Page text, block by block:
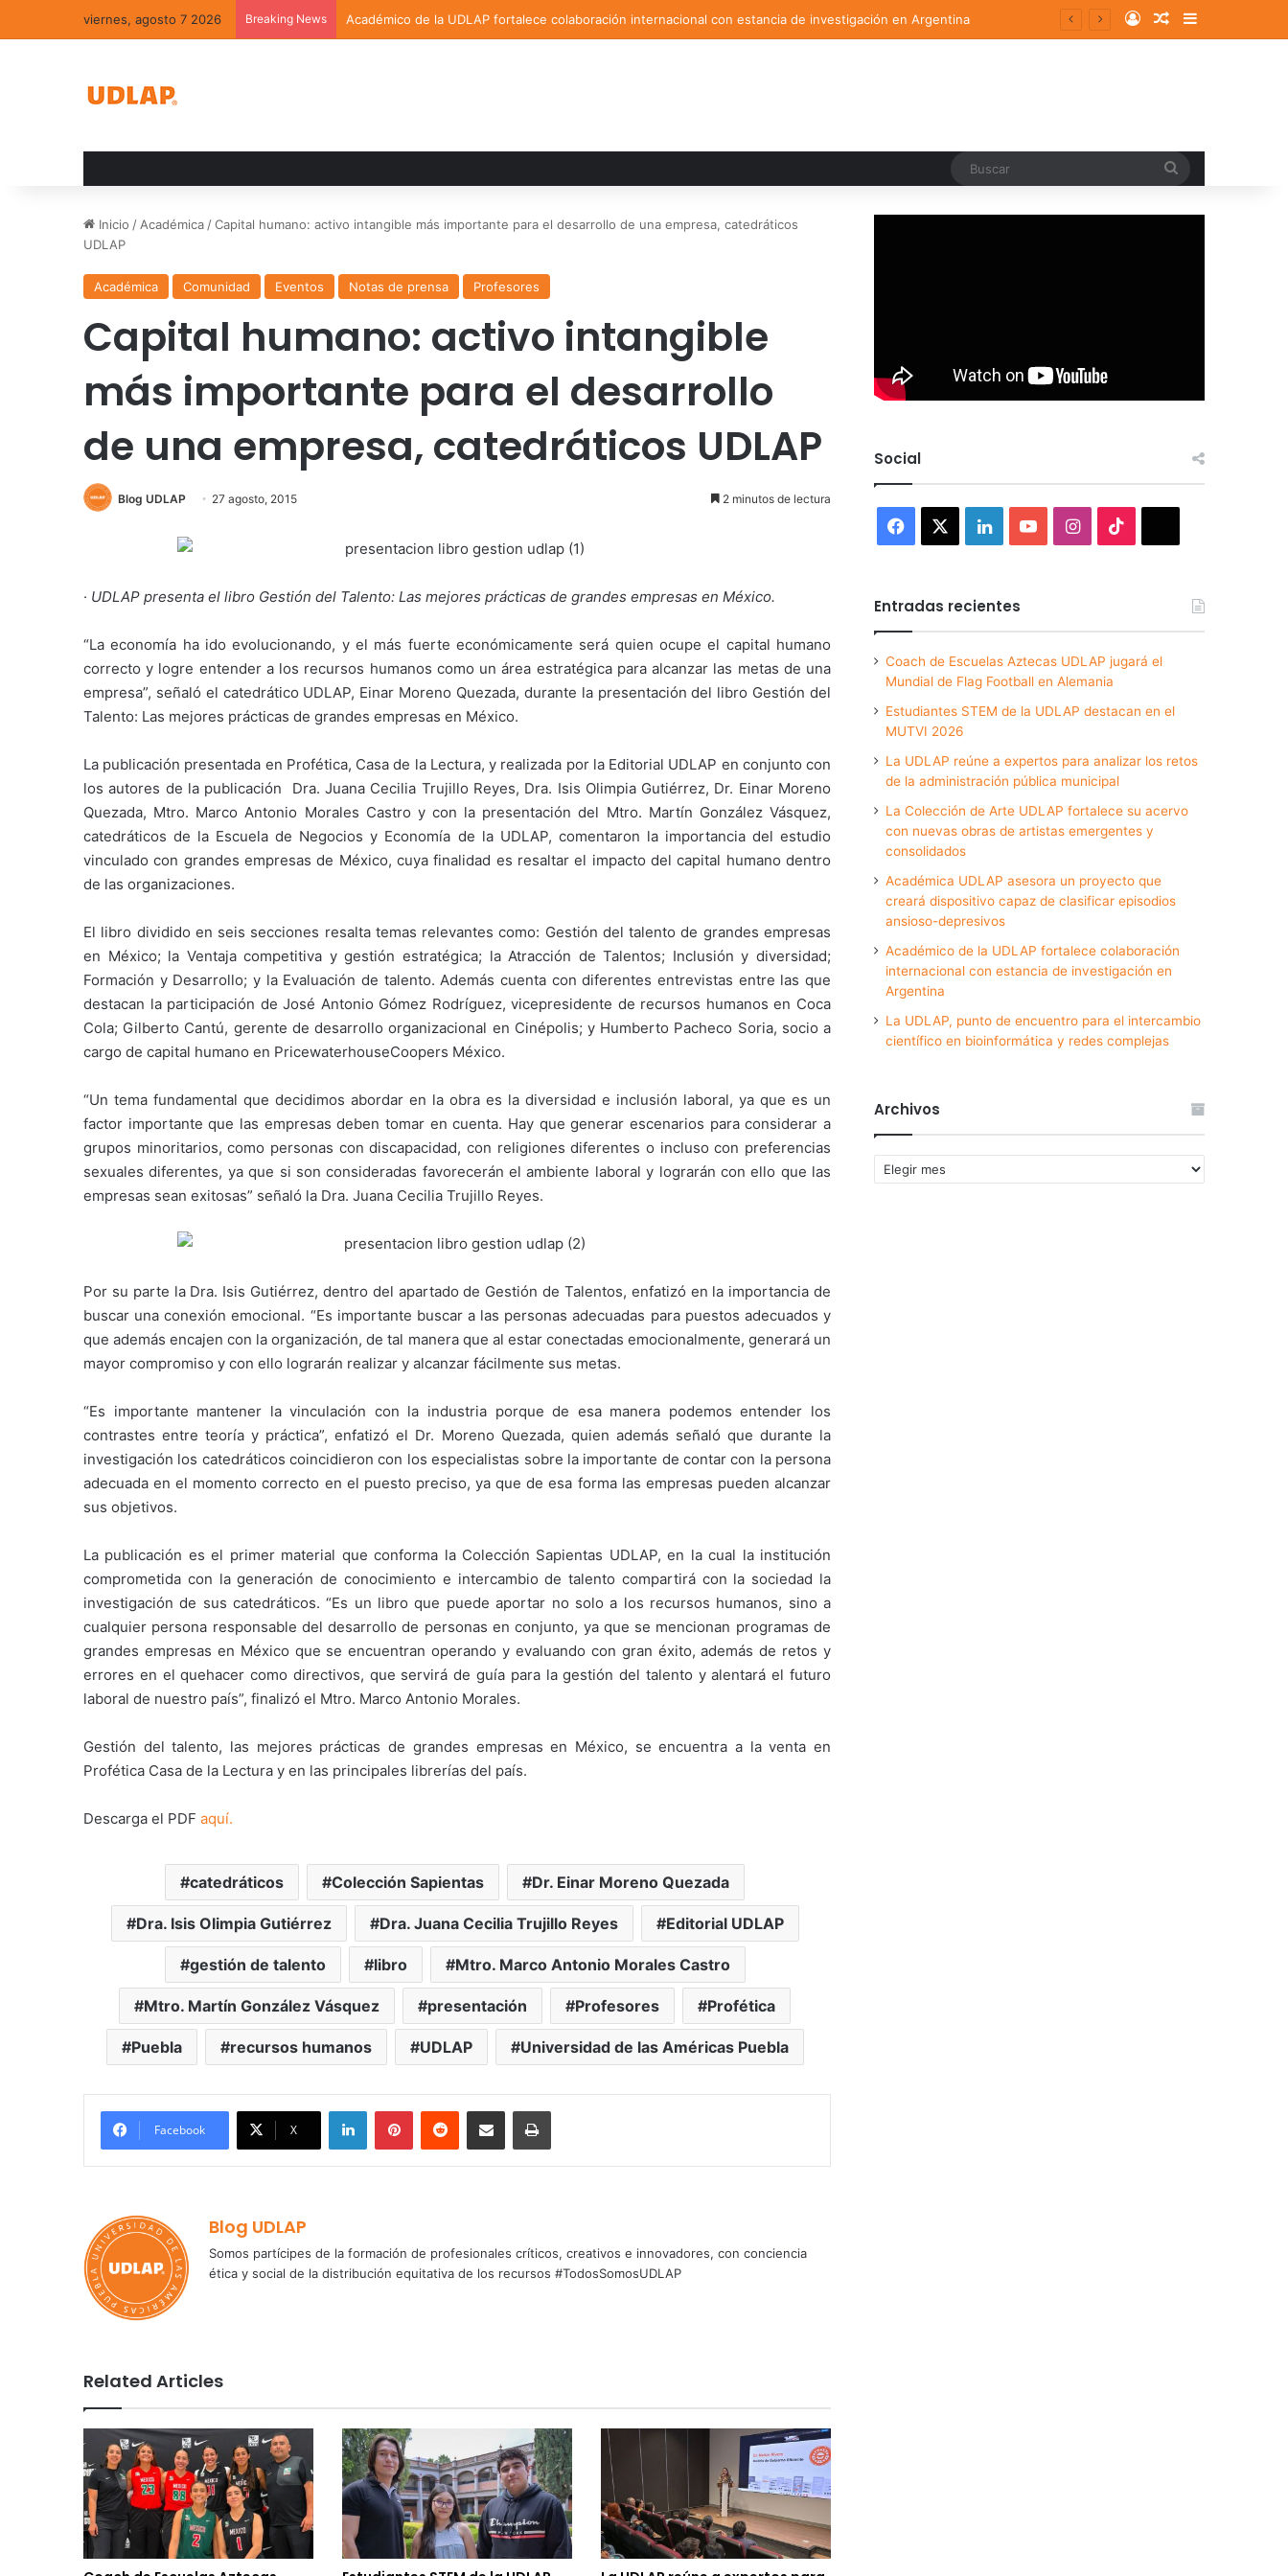
viernes, agosto 7 2026 Breaking News Académico de la UDLAP fortalece colaboración internacional con estancia de investigación en Argentina Log InRandom Article
Sidebar
Inicio / Académica /Capital humano: activo intangible más importante para el desarrollo de una empresa, catedráticos
UDLAP
Académica Comunidad Eventos Notas de prensa Profesores
Capital humano: activo intangible
más importante para el desarrollo
de una empresa, catedráticos UDLAP
Blog UDLAP 27 agosto, 2015 2 minutos de lectura
· UDLAP presenta el libro Gestión del Talento: Las mejores prácticas de grandes empresas en México.
“La economía ha ido evolucionando, y el más fuerte económicamente será quien ocupe el capital humano
correcto y logre entender a los recursos humanos como un área estratégica para alcanzar las metas de una
empresa”, señaló el catedrático UDLAP, Einar Moreno Quezada, durante la presentación del libro Gestión del
Talento: Las mejores prácticas de grandes empresas en México.
La publicación presentada en Profética, Casa de la Lectura, y realizada por la Editorial UDLAP en conjunto con
los autores de la publicación Dra. Juana Cecilia Trujillo Reyes, Dra. Isis Olimpia Gutiérrez, Dr. Einar Moreno
Quezada, Mtro. Marco Antonio Morales Castro y con la presentación del Mtro. Martín González Vásquez,
catedráticos de la Escuela de Negocios y Economía de la UDLAP, comentaron la importancia del estudio
vinculado con grandes empresas de México, cuya finalidad es resaltar el impacto del capital humano dentro
de las organizaciones.
El libro dividido en seis secciones resalta temas relevantes como: Gestión del talento de grandes empresas
en México; la Ventaja competitiva y gestión estratégica; la Atracción de Talentos; Inclusión y diversidad;
Formación y Desarrollo; y la Evaluación de talento. Además cuenta con diferentes entrevistas entre las que
destacan la participación de José Antonio Gómez Rodríguez, vicepresidente de recursos humanos en Coca
Cola; Gilberto Cantú, gerente de desarrollo organizacional en Cinépolis; y Humberto Pacheco Soria, socio a
cargo de capital humano en PricewaterhouseCoopers México.
“Un tema fundamental que decidimos abordar en la obra es la diversidad e inclusión laboral, ya que es un
factor importante que las empresas deben tomar en cuenta. Hay que generar escenarios para considerar a
grupos minoritarios, como personas con discapacidad, con religiones diferentes o incluso con preferencias
sexuales diferentes, ya que si son consideradas favorecerán el ambiente laboral y lograrán con ello que las
empresas sean exitosas” señaló la Dra. Juana Cecilia Trujillo Reyes.
Por su parte la Dra. Isis Gutiérrez, dentro del apartado de Gestión de Talentos, enfatizó en la importancia de
buscar una conexión emocional. “Es importante buscar a las personas adecuadas para puestos adecuados y
que además encajen con la organización, de tal manera que al estar conectadas emocionalmente, generará un
mayor compromiso y con ello lograrán realizar y alcanzar fácilmente sus metas.
“Es importante mantener la vinculación con la industria porque de esa manera podemos entender los
contrastes entre teoría y práctica”, enfatizó el Dr. Moreno Quezada, quien además señaló que durante la
investigación los catedráticos coincidieron con los especialistas sobre la importante de contar con la persona
adecuada en el momento correcto en el puesto preciso, ya que de esa forma las empresas pueden alcanzar
sus objetivos.
La publicación es el primer material que conforma la Colección Sapientas UDLAP, en la cual la institución
comprometida con la generación de conocimiento e intercambio de talento compartirá con la sociedad la
investigación de sus catedráticos. “Es un libro que puede aportar no solo a los recursos humanos, sino a
cualquier persona responsable del desarrollo de personas en conjunto, ya que se mencionan programas de
grandes empresas en México que se encuentran operando y evaluando con gran éxito, además de retos y
errores en el quehacer como directivos, que servirá de guía para la gestión del talento y alentará el futuro
laboral de nuestro país”, finalizó el Mtro. Marco Antonio Morales.
Gestión del talento, las mejores prácticas de grandes empresas en México, se encuentra a la venta en
Profética Casa de la Lectura y en las principales librerías del país.
Descarga el PDF aquí.
catedráticos Colección Sapientas Dr. Einar Moreno Quezada
Dra. Isis Olimpia Gutiérrez Dra. Juana Cecilia Trujillo Reyes Editorial UDLAP
gestión de talento libro Mtro. Marco Antonio Morales Castro
Mtro. Martín González Vásquez presentación Profesores Profética
Puebla recursos humanos UDLAP Universidad de las Américas Puebla
Facebook X
LinkedInPinterestReddit Share via Email Print
Blog UDLAP
Somos partícipes de la formación de profesionales críticos, creativos e innovadores, con conciencia
ética y social de la distribución equitativa de los recursos #TodosSomosUDLAP
Related Articles
Social
Facebook LinkedInYouTubeInstagram
Entradas recientes
Coach de Escuelas Aztecas UDLAP jugará el
Mundial de Flag Football en Alemania
Estudiantes STEM de la UDLAP destacan en el
MUTVI 2026
La UDLAP reúne a expertos para analizar los retos
de la administración pública municipal
La Colección de Arte UDLAP fortalece su acervo
con nuevas obras de artistas emergentes y
consolidados
Académica UDLAP asesora un proyecto que
creará dispositivo capaz de clasificar episodios
ansioso-depresivos
Académico de la UDLAP fortalece colaboración
internacional con estancia de investigación en
Argentina
La UDLAP, punto de encuentro para el intercambio
científico en bioinformática y redes complejas
Archivos
Archivos